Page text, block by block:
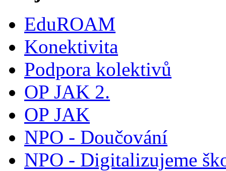
EduROAM
Konektivita
Podpora kolektivů
OP JAK 2.
OP JAK
NPO - Doučování
NPO - Digitalizujeme